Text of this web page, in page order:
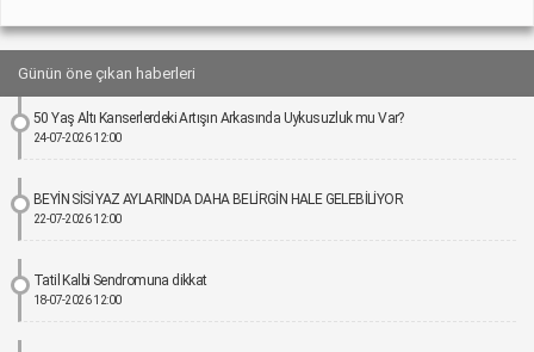
Günün öne çıkan haberleri
50 Yaş Altı Kanserlerdeki Artışın Arkasında Uykusuzluk mu Var?
24-07-2026 12:00
BEYİN SİSİ YAZ AYLARINDA DAHA BELİRGİN HALE GELEBİLİYOR
22-07-2026 12:00
Tatil Kalbi Sendromuna dikkat
18-07-2026 12:00